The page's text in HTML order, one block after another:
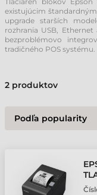
existujúcim
upgrade starších
rozhrania USB,
bezproblémovo
tradičného POS systému.
2 produktov